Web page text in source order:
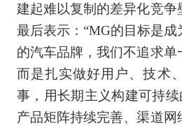
建起难以复制的差异化竞争
最后表示：“MG的目标是
的汽车品牌，我们不追求单
而是扎实做好用户、技术
事，用长期主义构建可持
产品矩阵持续完善、渠道网